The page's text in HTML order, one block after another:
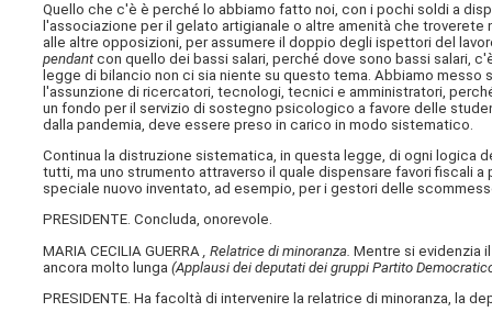
Quello che c'è è perché lo abbiamo fatto noi, con i pochi soldi a
l'associazione per il gelato artigianale o altre amenità che
alle altre opposizioni, per assumere il doppio degli ispettori del
pendantcon quello dei bassi salari, perché dove sono bassi salari,
legge di bilancio non ci sia niente su questo tema. Abbiamo
l'assunzione di ricercatori, tecnologi, tecnici e amministratori,
un fondo per il servizio di sostegno psicologico a favore delle
dalla pandemia, deve essere preso in carico in modo sistematico.
Continua la distruzione sistematica, in questa legge, di ogni logica
tutti, ma uno strumento attraverso il quale dispensare favori fiscali
speciale nuovo inventato, ad esempio, per i gestori delle
PRESIDENTE. Concluda, onorevole.
MARIA CECILIA GUERRA
, Relatrice di minoranza.Mentre si evidenzia
ancora molto lunga(Applausi dei deputati dei gruppi Partito
PRESIDENTE. Ha facoltà di intervenire la relatrice di minoranza, la